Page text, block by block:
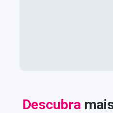
Descubra